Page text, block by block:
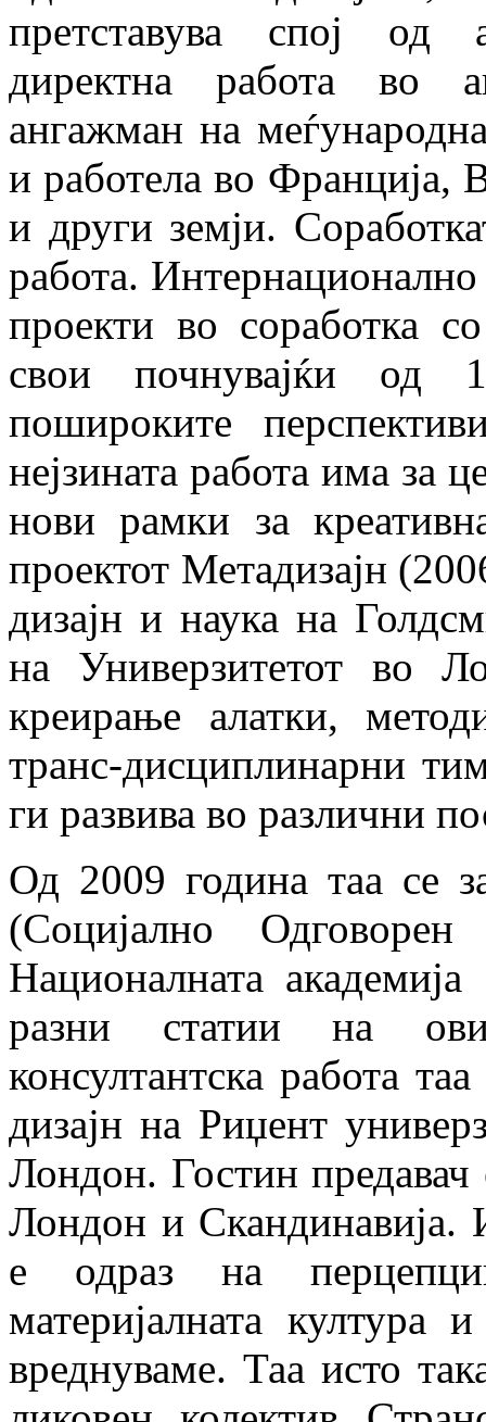
претставува спој од
директна работа во
ангажман на
и работела во Франција,
и други земји.
работа.
проекти во соработка
свои почнувајќи од
пошироките
нејзината работа има за
нови рамки за
проектот Метадизајн
дизајн и наука на
на Универзитетот во
креирање алатки,
транс-дисциплинарни
ги развива во различни
Од 2009 година таа се
(Социјално
Националната
разни статии на
консултантска работа
дизајн на Риџент
Лондон. Гостин
Лондон и Скандинавија.
е одраз на
материјалната
вреднуваме. Таа исто